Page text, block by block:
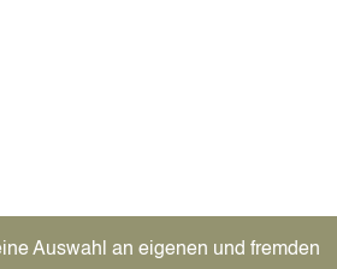
Auswahl an eigenen und fremden